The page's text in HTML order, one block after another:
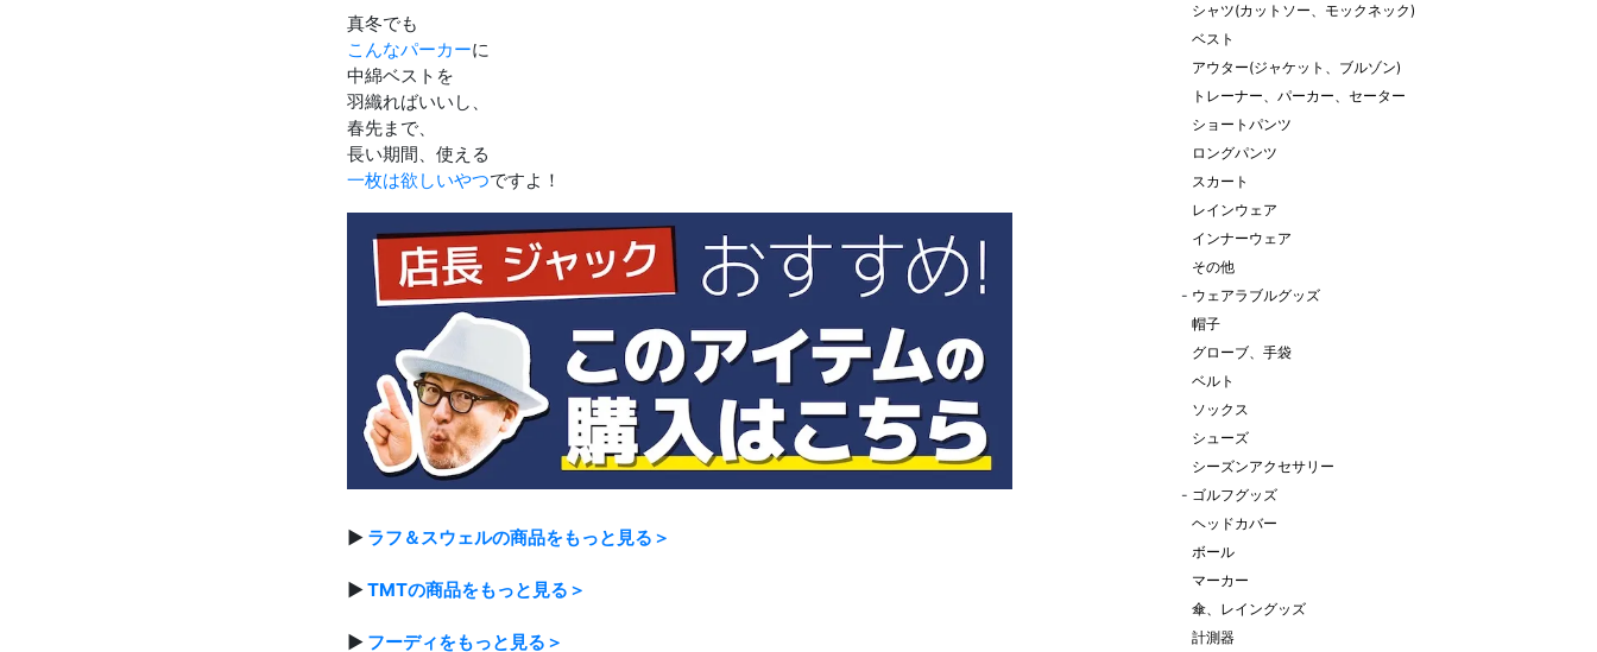
真冬でも
こんなパーカーに
中綿ベストを
羽織ればいいし、
春先まで、
長い期間、使える
一枚は欲しいやつですよ！
▶ ラフ＆スウェルの商品をもっと見る＞
▶TMTの商品をもっと見る＞
▶ フーディをもっと見る＞
シャツ(カットソー、モックネック)
ベスト
アウター(ジャケット、ブルゾン)
トレーナー、パーカー、セーター
ショートパンツ
ロングパンツ
スカート
レインウェア
インナーウェア
その他
- ウェアラブルグッズ
帽子
グローブ、手袋
ベルト
ソックス
シューズ
シーズンアクセサリー
- ゴルフグッズ
ヘッドカバー
ボール
マーカー
傘、レイングッズ
計測器